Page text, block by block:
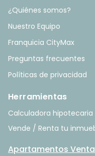
¿Quiénes somos?
Nuestro Equipo
Franquicia CityMax
Preguntas frecuentes
Políticas de privacidad
Herramientas
Calculadora hipotecaria
Vende / Renta tu
Apartamentos